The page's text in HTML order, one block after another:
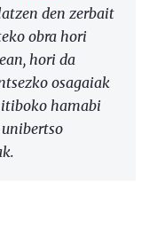
den zerbait
obra hori
hori da
osagaiak
hamabi